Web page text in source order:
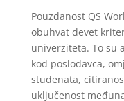
Pouzdanost QS
obuhvat devet
univerziteta. To su
kod poslodavca,
studenata,
uključenost